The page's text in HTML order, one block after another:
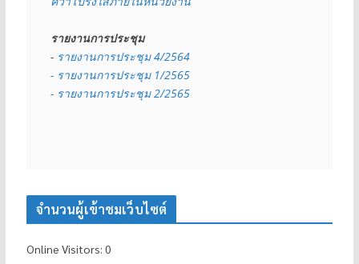
รายงานการประชุม
- รายงานการประชุม 4/2564
- รายงานการประชุม 1/2565
- รายงานการประชุม 2/2565
จำนวนผู้เข้าชมเว็บไซต์
Online Visitors: 0